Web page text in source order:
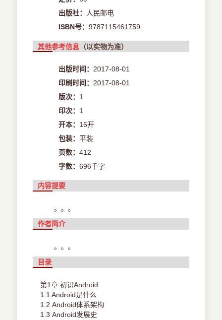
出版社： 人民邮电
ISBN号：9787115461759
其他参考信息 （以实物为准）
出版时间：2017-08-01
印刷时间：2017-08-01
版次： 1
印次： 1
开本： 16开
包装：平装
页数：412
字数：696千字
内容提要
。。。
作者简介
。。。
目录
第1章 初识Android
1.1 Android是什么
1.2 Android体系架构
1.3 Android发展史